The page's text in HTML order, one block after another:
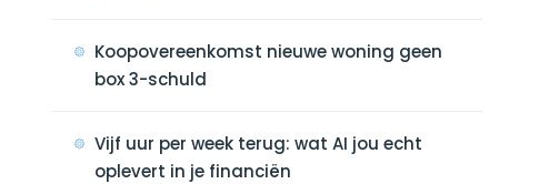
Koopovereenkomst nieuwe woning geen
box 3-schuld
Vijf uur per week terug: wat AI jou echt
oplevert in je financiën